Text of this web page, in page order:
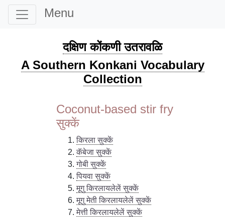
Menu
दक्षिण कोंकणी उतरावळि
A Southern Konkani Vocabulary
Collection
Coconut-based stir fry
सुक्कें
किरला सुक्कें
कॅबेजा सुक्कें
गोबी सुक्कें
पियवा सुक्कें
मूगु किरलायलेलें सुक्कें
मूगु मेती किरलायलेलें सुक्कें
मेत्ती किरलायलेलें सुक्कें